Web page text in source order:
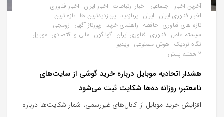
آخرین اخبار اجتماعی اخبار ارتباطات اخبار ایران اخبار فناوری
اخبار فناوری ایران ایران پربازدید پربازدیدترین ها تازه ترین
تازه های فناوری حافظه راهنمای خرید رپورتاژ آگهی زومجی
سیستم عامل فناوری فناوری ایران گوناگون مالی و اقتصادی موبایل
نگاه نزدیک هوش مصنوعی ویدیو
2 هفته پیش
هشدار اتحادیه موبایل درباره خرید گوشی از سایت‌های
نامعتبر؛ روزانه ده‌ها شکایت ثبت می‌شود
افزایش خرید موبایل از کانال‌های غیررسمی، شمار شکایت‌ها درباره